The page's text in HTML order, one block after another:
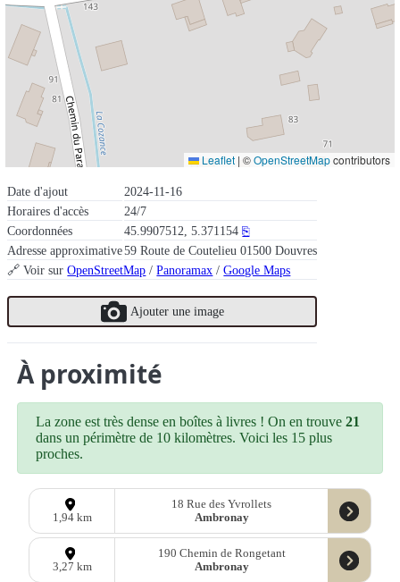
Date d'ajout
2024-11-16
Horaires d'accès
24/7
Coordonnées
45.9907512, 5.371154 ⎘
Adresse approximative59 Route de Coutelieu 01500 Douvres
🔗 Voir surOpenStreetMap /Panoramax /Google Maps
Ajouter une image
Leaflet | ©OpenStreetMapcontributors
À proximité
La zone est très dense en boîtes à livres ! On en trouve21
dans un périmètre de 10 kilomètres. Voici les 15 plus
proches.
1,94 km
18 Rue des Yvrollets
Ambronay
3,27 km
190 Chemin de Rongetant
Ambronay